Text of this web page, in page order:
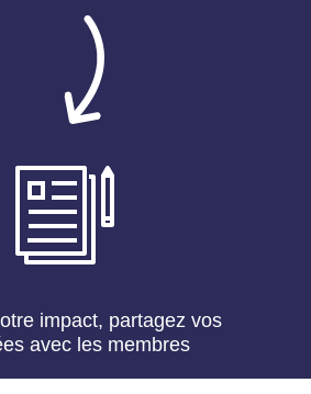
impact, partagez vos
avec les membres